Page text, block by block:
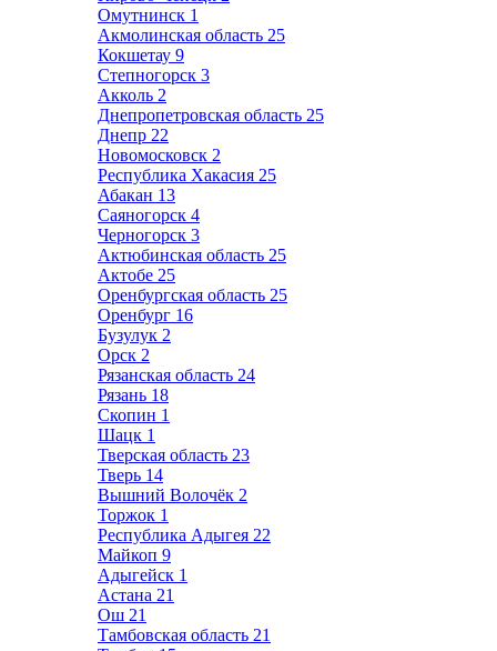
Омутнинск 1
Акмолинская область 25
Кокшетау 9
Степногорск 3
Акколь 2
Днепропетровская область 25
Днепр 22
Новомосковск 2
Республика Хакасия 25
Абакан 13
Саяногорск 4
Черногорск 3
Актюбинская область 25
Актобе 25
Оренбургская область 25
Оренбург 16
Бузулук 2
Орск 2
Рязанская область 24
Рязань 18
Скопин 1
Шацк 1
Тверская область 23
Тверь 14
Вышний Волочёк 2
Торжок 1
Республика Адыгея 22
Майкоп 9
Адыгейск 1
Астана 21
Ош 21
Тамбовская область 21